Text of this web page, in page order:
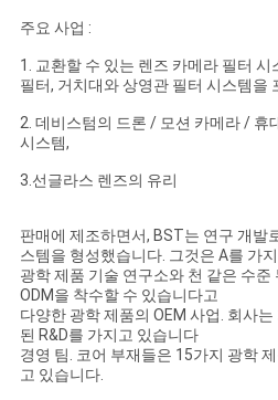
주요 사업 :
1. 교환할 수 있는 렌즈 카메라 필터
필터, 거치대와 상영관 필터 시스템을
2. 데비스텀의 드론 / 모션 카메라 / 휴
시스템,
3.선글라스 렌즈의 유리
판매에 제조하면서, BST는 연구 개발
스템을 형성했습니다. 그것은 A를 가
광학 제품 기술 연구소와 천 같은 수준
ODM을 착수할 수 있습니다고
다양한 광학 제품의 OEM 사업. 회사
된 R&D를 가지고 있습니다
경영 팀. 코어 부재들은 15가지 광학
고 있습니다.